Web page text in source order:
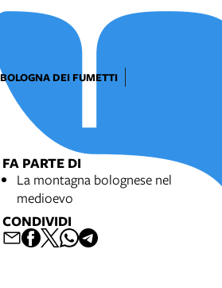
BOLOGNA DEI FUMETTI
FA PARTE DI
La montagna bolognese nel
medioevo
CONDIVIDI